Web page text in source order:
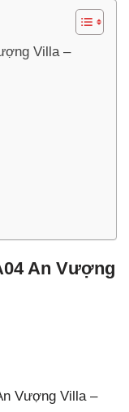
Villa –
An Vượng
Vượng Villa –